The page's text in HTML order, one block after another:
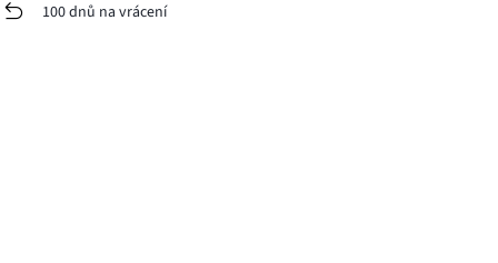
100 dnů na vrácení